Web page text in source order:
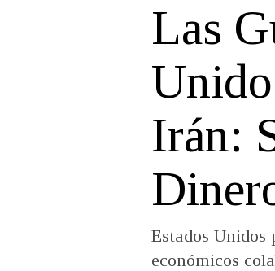
Las
Irán:
Estados Unidos
económicos